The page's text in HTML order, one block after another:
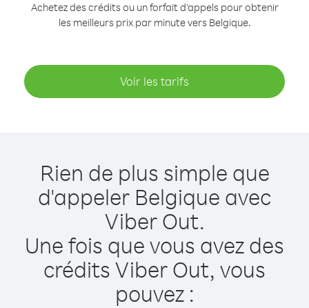
Achetez des crédits ou un forfait d’appels pour obtenir
les meilleurs prix par minute vers Belgique.
Voir les tarifs
Rien de plus simple que
d'appeler Belgique avec
Viber Out.
Une fois que vous avez des
crédits Viber Out, vous
pouvez :